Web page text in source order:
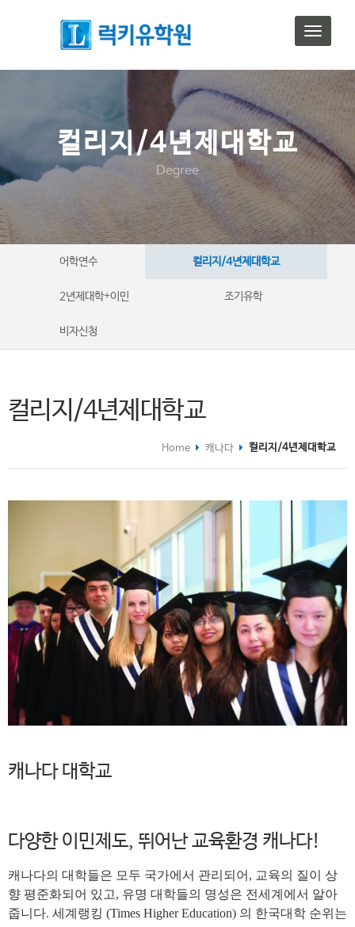
T
o
g
l
n
a
v
i
g
a
t
컬리지/4년제대학교
Degree
어학연수 컬리지/4년제대학교
2년제대학+이민 조기유학
비자신청
컬리지/4년제대학교
Home 캐나다 컬리지/4년제대학교
캐나다 대학교
다양한 이민제도, 뛰어난 교육환경 캐나다!
캐나다의 대학들은 모두 국가에서 관리되어, 교육의 질이 상
향 평준화되어 있고, 유명 대학들의 명성은 전세계에서 알아
줍니다. 세계랭킹 (Times Higher Education) 의 한국대학 순위는